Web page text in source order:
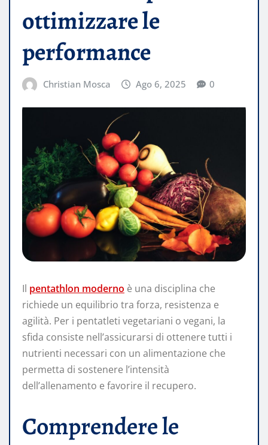
ottimizzare le
performance
Christian Mosca Ago 6, 2025 0
Il pentathlon moderno è una disciplina che
richiede un equilibrio tra forza, resistenza e
agilità. Per i pentatleti vegetariani o vegani, la
sfida consiste nell’assicurarsi di ottenere tutti i
nutrienti necessari con un alimentazione che
permetta di sostenere l’intensità
dell’allenamento e favorire il recupero.
Comprendere le